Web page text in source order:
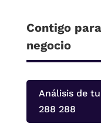
Contigo
negocio
Análisis de
288 288